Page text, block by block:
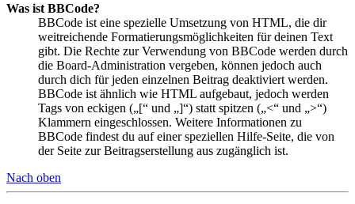
Was ist BBCode?
BBCode ist eine spezielle Umsetzung von HTML, die dir
weitreichende Formatierungsmöglichkeiten für deinen Text
gibt. Die Rechte zur Verwendung von BBCode werden durch
die Board-Administration vergeben, können jedoch auch
durch dich für jeden einzelnen Beitrag deaktiviert werden.
BBCode ist ähnlich wie HTML aufgebaut, jedoch werden
Tags von eckigen („[“ und „]“) statt spitzen („<“ und „>“)
Klammern eingeschlossen. Weitere Informationen zu
BBCode findest du auf einer speziellen Hilfe-Seite, die von
der Seite zur Beitragserstellung aus zugänglich ist.
Nach oben